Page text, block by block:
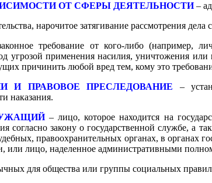
ОТ СФЕРЫ ДЕЯТЕЛЬНОСТИ –
нарочитое затягивание рассмотрения дела
требование от кого-либо (например,
угрозой применения насилия, уничтожения
причинить любой вред тем, кому это
И ПРАВОВОЕ ПРЕСЛЕДОВАНИЕ –
наказания.
– лицо, которое находится на
согласно закону о государственной службе, а
правоохранительных органах, в органах
или лицо, наделенное административными
для общества или группы социальных